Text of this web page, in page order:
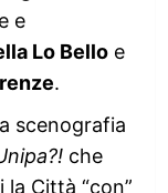
e
Lo Belloe
.
scenografia
che
Città “con”